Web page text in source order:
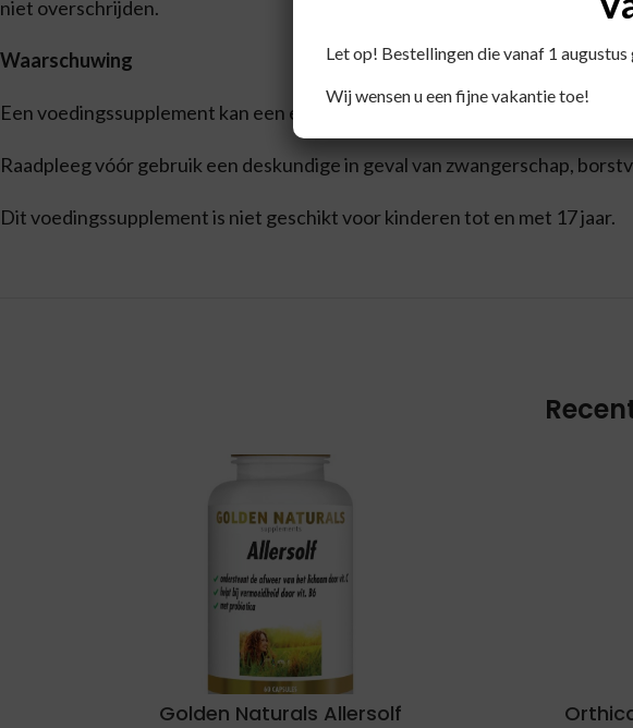
niet overschrijden.
Waarschuwing
Een voedingssupplement kan een evenwichtige voeding en een gezonde
Raadpleeg vóór gebruik een deskundige in geval van zwangerschap,
Dit voedingssupplement is niet geschikt voor kinderen tot en met 17 jaar.
Golden Naturals Allersolf
Let op! Bestellingen die vanaf 1
Wij wensen u een fijne vakantie toe!